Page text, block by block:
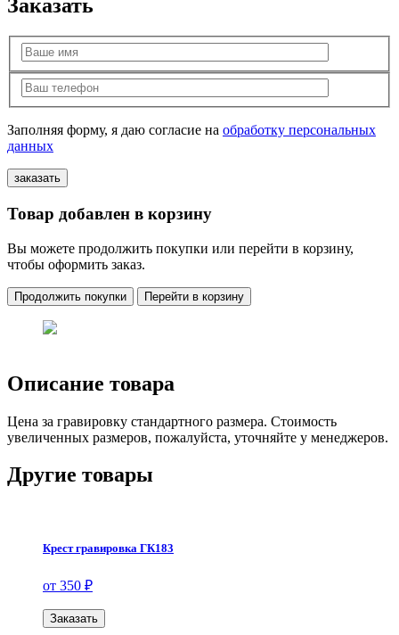
Заказать
Заполняя форму, я даю согласие на обработку персональных
данных
Товар добавлен в корзину
Вы можете продолжить покупки или перейти в корзину,
чтобы оформить заказ.
Продолжить покупки Перейти в корзину
Описание товара
Цена за гравировку стандартного размера. Стоимость
увеличенных размеров, пожалуйста, уточняйте у менеджеров.
Другие товары
Крест гравировка ГК183
от 350 ₽
Заказать